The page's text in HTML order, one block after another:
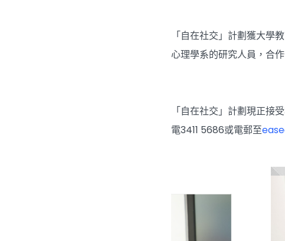
「自在社交」計劃獲大學
心理學系的研究人員，合
「自在社交」計劃現正接
電3411 5686或電郵至